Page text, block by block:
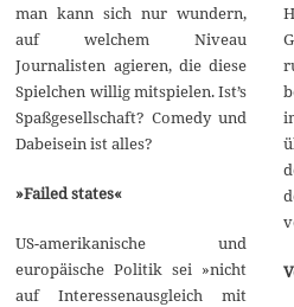
man kann sich nur wundern,
auf welchem Niveau
Journalisten agieren, die diese
Spielchen willig mitspielen. Ist’s
Spaßgesellschaft? Comedy und
Dabeisein ist alles?
»Failed states«
US-amerikanische und
europäische Politik sei »nicht
auf Interessenausgleich mit